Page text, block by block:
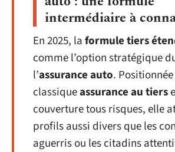
intermédiaire à
En 2025, laformule tiers
comme l’option stratégique
l’assurance auto.
classiqueassurance au tiers
couverture tous risques, elle
profils aussi divers que les
aguerris ou les citadins